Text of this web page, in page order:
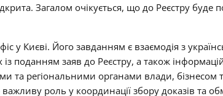
Загалом очікується, що до Реєстру буде
у Києві. Його завданням є взаємодія з
поданням заяв до Реєстру, а також
та регіональними органами влади,
роль у координації збору доказів та